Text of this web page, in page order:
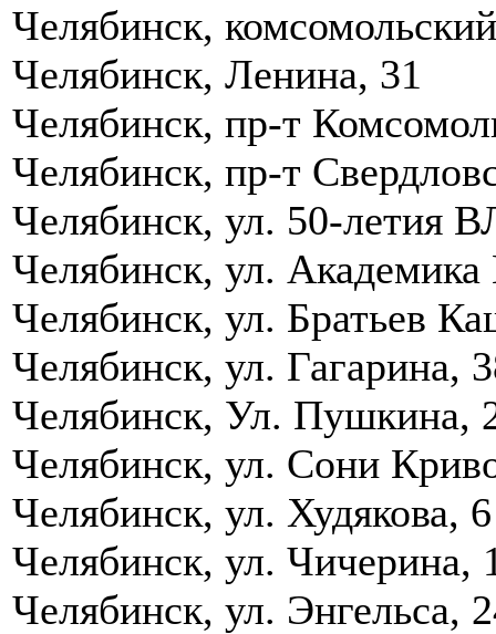
Челябинск,
Челябинск, Ленина, 31
Челябинск, пр-т
Челябинск, пр-т
Челябинск, ул. 50-летия
Челябинск, ул. Академика
Челябинск, ул. Братьев
Челябинск, ул. Гагарина,
Челябинск, Ул. Пушкина,
Челябинск, ул. Сони
Челябинск, ул. Худякова, 6
Челябинск, ул. Чичерина,
Челябинск, ул. Энгельса,